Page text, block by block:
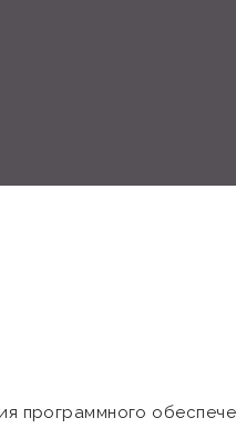
программного